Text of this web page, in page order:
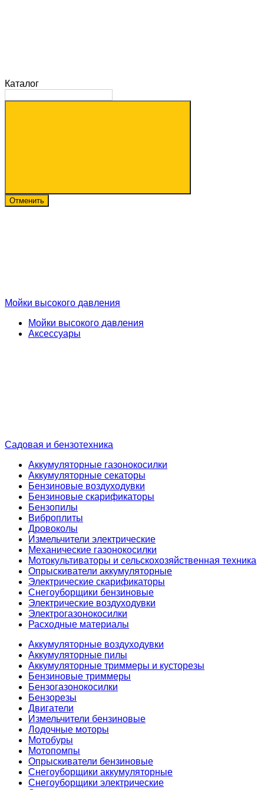
Каталог
Отменить
Мойки высокого давления
Мойки высокого давления
Аксессуары
Садовая и бензотехника
Аккумуляторные газонокосилки
Аккумуляторные секаторы
Бензиновые воздуходувки
Бензиновые скарификаторы
Бензопилы
Виброплиты
Дровоколы
Измельчители электрические
Механические газонокосилки
Мотокультиваторы и сельскохозяйственная техника
Опрыскиватели аккумуляторные
Электрические скарификаторы
Снегоуборщики бензиновые
Электрические воздуходувки
Электрогазонокосилки
Расходные материалы
Аккумуляторные воздуходувки
Аккумуляторные пилы
Аккумуляторные триммеры и кусторезы
Бензиновые триммеры
Бензогазонокосилки
Бензорезы
Двигатели
Измельчители бензиновые
Лодочные моторы
Мотобуры
Мотопомпы
Опрыскиватели бензиновые
Снегоуборщики аккумуляторные
Снегоуборщики электрические